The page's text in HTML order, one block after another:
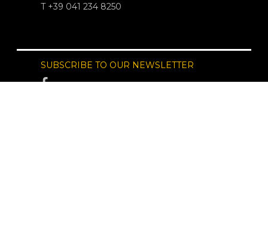
T +39 041 234 8250
SUBSCRIBE TO OUR NEWSLETTER